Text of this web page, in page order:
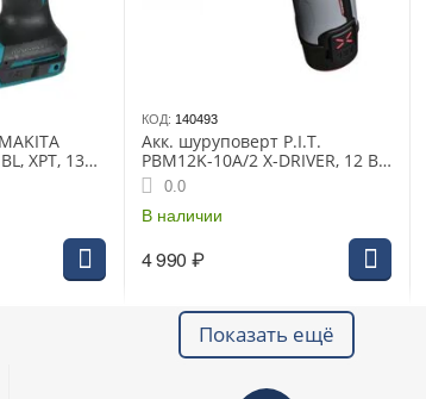
XPT, 13
и З/У
КОД: 140493
Акк. шуруповерт P.I.T.
PBM12K-10A/2 X-DRIVER, 12 В,
22 Нм, 10 мм, 2 ск, 0-350/1350,
0.0
В наличии
4 990 ₽
Показать ещё